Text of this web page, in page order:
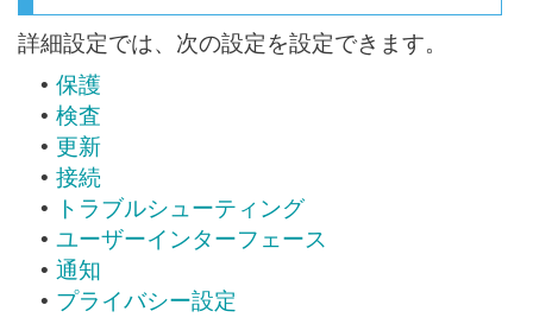
詳細設定では、次の設定を設定できます。
• 保護
• 検査
• 更新
• 接続
• トラブルシューティング
• ユーザーインターフェース
• 通知
• プライバシー設定